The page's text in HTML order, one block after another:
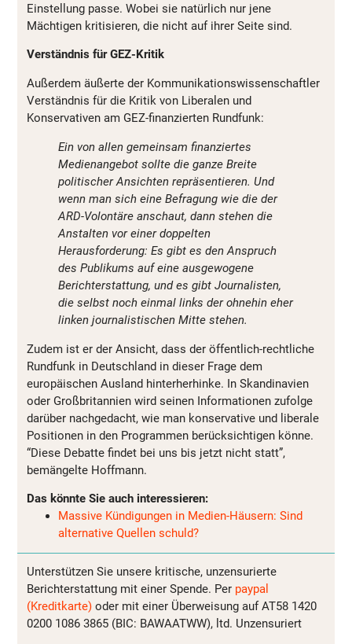
Einstellung passe. Wobei sie natürlich nur jene
Mächtigen kritisieren, die nicht auf ihrer Seite sind.
Verständnis für GEZ-Kritik
Außerdem äußerte der Kommunikationswissenschaftler
Verständnis für die Kritik von Liberalen und
Konservativen am GEZ-finanzierten Rundfunk:
Ein von allen gemeinsam finanziertes
Medienangebot sollte die ganze Breite
politischer Ansichten repräsentieren. Und
wenn man sich eine Befragung wie die der
ARD-Volontäre anschaut, dann stehen die
Anstalten vor einer doppelten
Herausforderung: Es gibt es den Anspruch
des Publikums auf eine ausgewogene
Berichterstattung, und es gibt Journalisten,
die selbst noch einmal links der ohnehin eher
linken journalistischen Mitte stehen.
Zudem ist er der Ansicht, dass der öffentlich-rechtliche
Rundfunk in Deutschland in dieser Frage dem
europäischen Ausland hinterherhinke. In Skandinavien
oder Großbritannien wird seinen Informationen zufolge
darüber nachgedacht, wie man konservative und liberale
Positionen in den Programmen berücksichtigen könne.
“Diese Debatte findet bei uns bis jetzt nicht statt”,
bemängelte Hoffmann.
Das könnte Sie auch interessieren:
Massive Kündigungen in Medien-Häusern: Sind
alternative Quellen schuld?
Unterstützen Sie unsere kritische, unzensurierte
Berichterstattung mit einer Spende. Per paypal
(Kreditkarte) oder mit einer Überweisung auf AT58 1420
0200 1086 3865 (BIC: BAWAATWW), ltd. Unzensuriert